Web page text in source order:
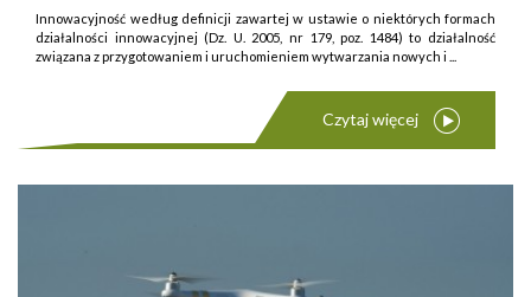
Innowacyjność według definicji zawartej w ustawie o niektórych formach
działalności innowacyjnej (Dz. U. 2005, nr 179, poz. 1484) to działalność
związana z przygotowaniem i uruchomieniem wytwarzania nowych i ...
Czytaj więcej